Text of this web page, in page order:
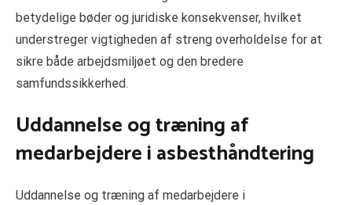
betydelige bøder og juridiske konsekvenser, hvilket
understreger vigtigheden af streng overholdelse for at
sikre både arbejdsmiljøet og den bredere
samfundssikkerhed.
Uddannelse og træning af
medarbejdere i asbesthåndtering
Uddannelse og træning af medarbejdere i